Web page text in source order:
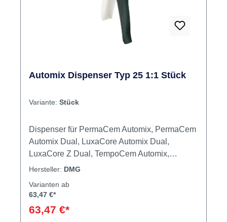
Automix Dispenser Typ 25 1:1 Stück
Variante: Stück
Dispenser für PermaCem Automix, PermaCem
Automix Dual, LuxaCore Automix Dual,
LuxaCore Z Dual, TempoCem Automix,
TempoCemNE Automix, Honigum Pro Light
Dispenser
Hersteller: DMG
Varianten ab
63,47 €*
63,47 €*